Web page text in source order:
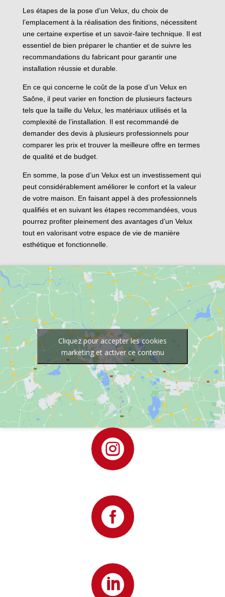
Les étapes de la pose d’un Velux, du choix de
l’emplacement à la réalisation des finitions, nécessitent
une certaine expertise et un savoir-faire technique. Il est
essentiel de bien préparer le chantier et de suivre les
recommandations du fabricant pour garantir une
installation réussie et durable.
En ce qui concerne le coût de la pose d’un Velux en
Saône, il peut varier en fonction de plusieurs facteurs
tels que la taille du Velux, les matériaux utilisés et la
complexité de l’installation. Il est recommandé de
demander des devis à plusieurs professionnels pour
comparer les prix et trouver la meilleure offre en termes
de qualité et de budget.
En somme, la pose d’un Velux est un investissement qui
peut considérablement améliorer le confort et la valeur
de votre maison. En faisant appel à des professionnels
qualifiés et en suivant les étapes recommandées, vous
pourrez profiter pleinement des avantages d’un Velux
tout en valorisant votre espace de vie de manière
esthétique et fonctionnelle.
Cliquez pour accepter les cookies
marketing et activer ce contenu


